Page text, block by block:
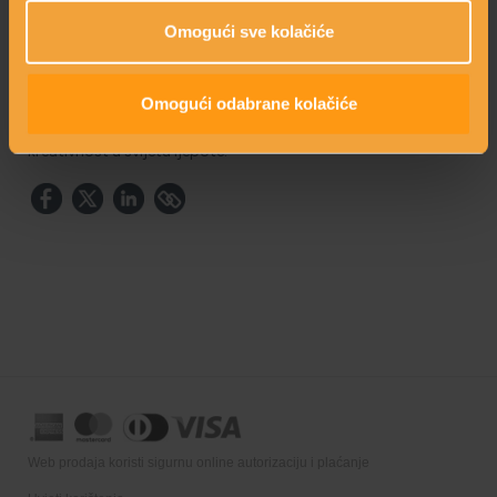
Omogući sve kolačiće
Omogući odabrane kolačiće
barijere kože te smanjenju transepidermalnog gubitka vode.
je umjetnik dao svoj osobni pečat. Dodjela ove nagrada je
kreativnost u svijetu ljepote.